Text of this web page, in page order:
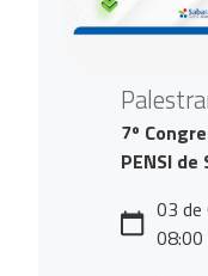
7º
PENSI
03 de
08:00